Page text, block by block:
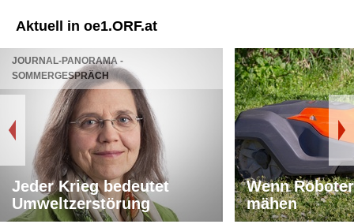
Aktuell in oe1.ORF.at
JOURNAL-PANORAMA -
SOMMERGESPRÄCH
Jeder Krieg bedeutet
Umweltzerstörung
Wenn
mähen